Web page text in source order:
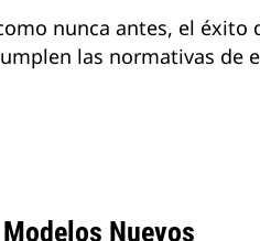
nunca antes, el
las normativas
Modelos Nuevos